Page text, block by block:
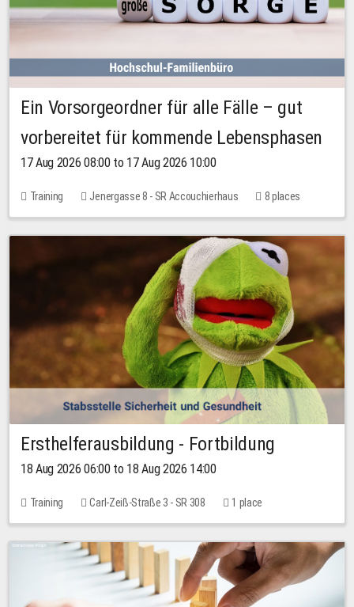
Ein Vorsorgeordner für alle Fälle – gut
vorbereitet für kommende Lebensphasen
17 Aug 2026 08:00 to 17 Aug 2026 10:00
Training Jenergasse 8 - SR Accouchierhaus 8 places
Ersthelferausbildung - Fortbildung
18 Aug 2026 06:00 to 18 Aug 2026 14:00
Training Carl-Zeiß-Straße 3 - SR 308 1 place